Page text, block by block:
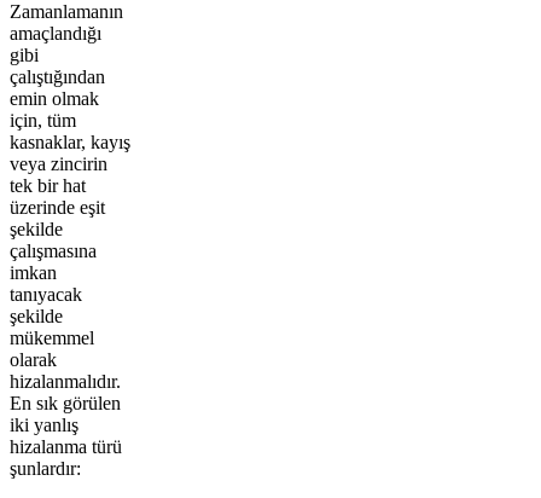
Zamanlamanın
amaçlandığı
gibi
çalıştığından
emin olmak
için, tüm
kasnaklar, kayış
veya zincirin
tek bir hat
üzerinde eşit
şekilde
çalışmasına
imkan
tanıyacak
şekilde
mükemmel
olarak
hizalanmalıdır.
En sık görülen
iki yanlış
hizalanma türü
şunlardır: